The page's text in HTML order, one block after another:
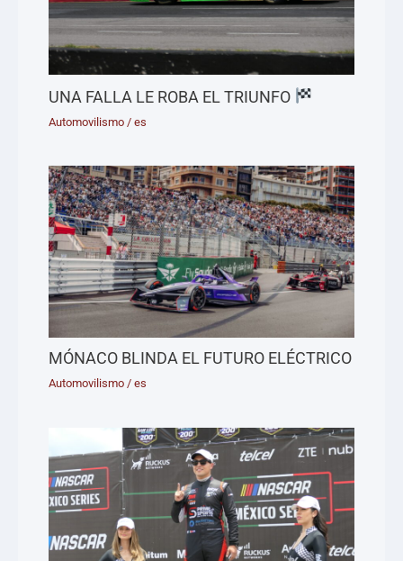
UNA FALLA LE ROBA EL TRIUNFO
Automovilismo /es
MÓNACO BLINDA EL FUTURO ELÉCTRICO
Automovilismo /es